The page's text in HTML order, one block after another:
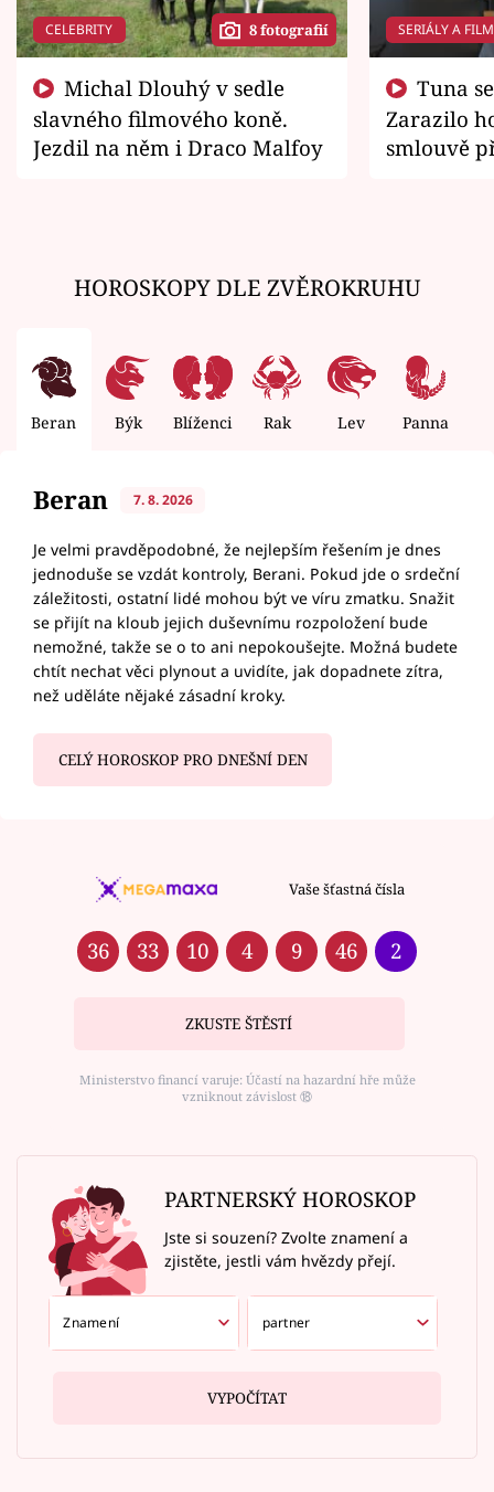
CELEBRITY 8 fotografií
slavného filmového koně.
Jezdil na něm i Draco Malfoy
SERIÁLY A
Zarazilo
smlouvě
HOROSKOPY DLE ZVĚROKRUHU
Beran Býk Blíženci Rak Lev Panna
Beran 7. 8. 2026
Je velmi pravděpodobné, že nejlepším řešením je dnes
jednoduše se vzdát kontroly, Berani. Pokud jde o srdeční
záležitosti, ostatní lidé mohou být ve víru zmatku. Snažit
se přijít na kloub jejich duševnímu rozpoložení bude
nemožné, takže se o to ani nepokoušejte. Možná budete
chtít nechat věci plynout a uvidíte, jak dopadnete zítra,
než uděláte nějaké zásadní kroky.
CELÝ HOROSKOP PRO DNEŠNÍ DEN
Vaše šťastná čísla
36 33 10 4 9 46 2
ZKUSTE ŠTĚSTÍ
Ministerstvo financí varuje: Účastí na hazardní hře může
vzniknout závislost ⑱
PARTNERSKÝ HOROSKOP
Jste si souzení? Zvolte znamení a
zjistěte, jestli vám hvězdy přejí.
VYPOČÍTAT